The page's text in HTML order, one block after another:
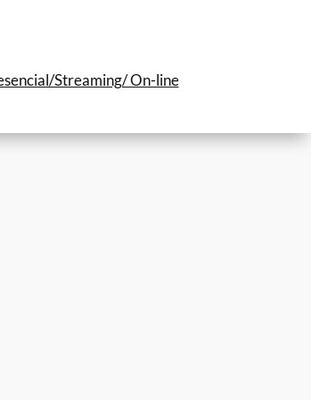
Streaming/ On-line